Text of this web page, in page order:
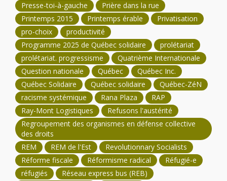
Presse-toi-à-gauche
Prière dans la rue
Printemps 2015
Printemps érable
Privatisation
pro-choix
productivité
Programme 2025 de Québec solidaire
prolétariat
prolétariat. progressisme
Quatrième Internationale
Question nationale
Québec
Québec Inc.
Québec Solidaire
Québec solidaire
Québec-ZéN
racisme systémique
Rana Plaza
RAP
Ray-Mont Logistiques
Refusons l'austérité
Regroupement des organismes en défense collective
des droits
REM
REM de l'Est
Revolutionnary Socialists
Réforme fiscale
Réformisme radical
Réfugié-e
réfugiés
Réseau express bus (REB)